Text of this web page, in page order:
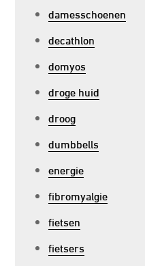
damesschoenen
decathlon
domyos
droge huid
droog
dumbbells
energie
fibromyalgie
fietsen
fietsers